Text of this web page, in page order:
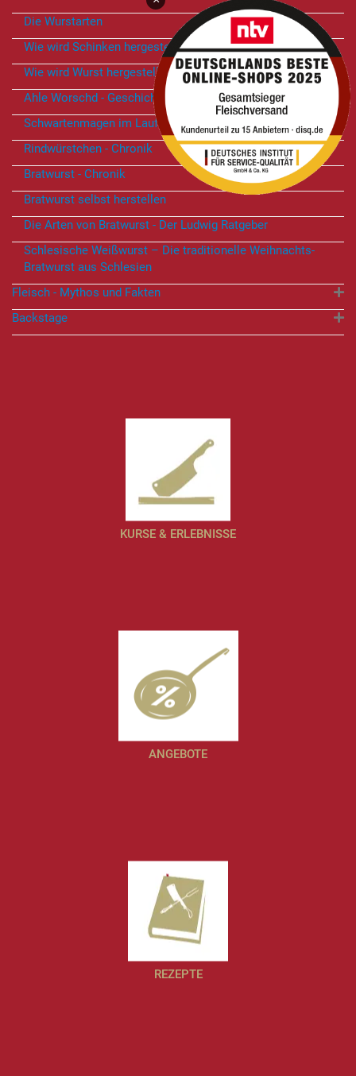
Die Wurstarten
Wie wird Schinken hergestellt ?
Wie wird Wurst hergestellt?
Ahle Worschd - Geschichte
Schwartenmagen im Laufe der Zeit
Rindwürstchen - Chronik
Bratwurst - Chronik
Bratwurst selbst herstellen
Die Arten von Bratwurst - Der Ludwig Ratgeber
Schlesische Weißwurst – Die traditionelle Weihnachts-
Bratwurst aus Schlesien
Fleisch - Mythos und Fakten
Backstage
KURSE & ERLEBNISSE
ANGEBOTE
REZEPTE